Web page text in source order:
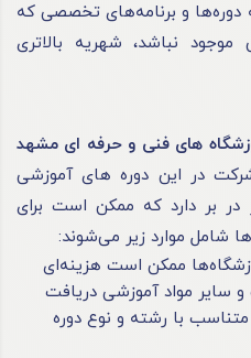
و برنامه‌های تخصصی‌ که
نباشد، شهریه بالاتری
های فنی و حرفه ای مشهد
شرکت در این دوره‌ های آموزشی
در بر دارد که ممکن است برای
شامل موارد زیر می‌شوند:
ممکن است هزینه‌ای
و سایر مواد آموزشی دریافت
با رشته و نوع دوره